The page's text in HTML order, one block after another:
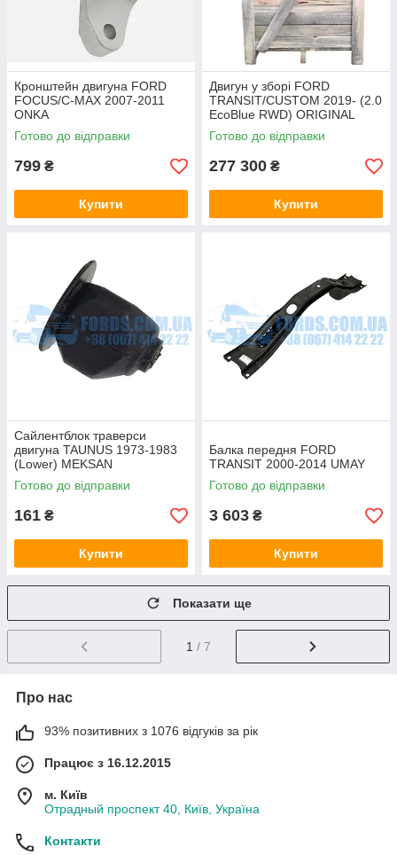
Кронштейн двигуна FORD
FOCUS/C-MAX 2007-2011
ONKA
Готово до відправки
799 ₴
Купити
Двигун у зборі FORD
TRANSIT/CUSTOM 2019- (2.0
EcoBlue RWD) ORIGINAL
Готово до відправки
277 300 ₴
Купити
Сайлентблок траверси
двигуна TAUNUS 1973-1983
(Lower) MEKSAN
Готово до відправки
161 ₴
Купити
Балка передня FORD
TRANSIT 2000-2014 UMAY
Готово до відправки
3 603 ₴
Купити
Показати ще
1 / 7
Про нас
93% позитивних з 1076 відгуків за рік
Працює з 16.12.2015
м. Київ
Отрадный проспект 40, Київ, Україна
Контакти